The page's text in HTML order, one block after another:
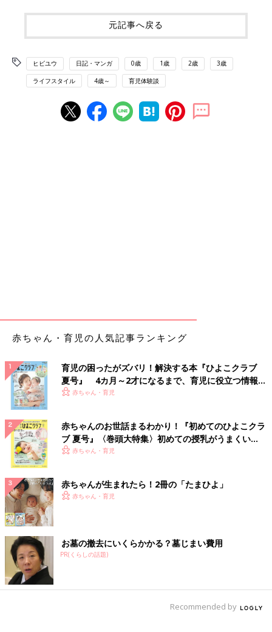
元記事へ戻る
ヒビユウ 日記・マンガ 0歳 1歳 2歳 3歳
ライフスタイル 4歳～ 育児体験談
赤ちゃん・育児の人気記事ランキング
育児の困ったがズバリ！解決する本『ひよこクラブ
夏号』 4カ月～2才になるまで、育児に役立つ情報が
いっぱい！
赤ちゃん・育児
赤ちゃんのお世話まるわかり！『初めてのひよこクラ
ブ 夏号』〈巻頭大特集〉初めての授乳がうまくい
く！ おっぱい・ミルクの基本と夏のトラブル 解決テ
赤ちゃん・育児
赤ちゃんが生まれたら！2冊の「たまひよ」
赤ちゃん・育児
お墓の撤去にいくらかかる？墓じまい費用
PR(くらしの話題)
Recommended by